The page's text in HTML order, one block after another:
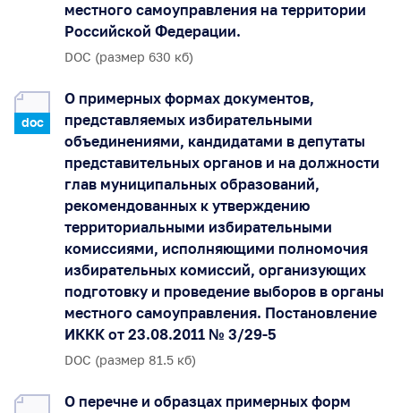
местного самоуправления на территории
Российской Федерации.
DOC (размер 630 кб)
doc
О примерных формах документов,
представляемых избирательными
объединениями, кандидатами в депутаты
представительных органов и на должности
глав муниципальных образований,
рекомендованных к утверждению
территориальными избирательными
комиссиями, исполняющими полномочия
избирательных комиссий, организующих
подготовку и проведение выборов в органы
местного самоуправления. Постановление
ИККК от 23.08.2011 № 3/29-5
DOC (размер 81.5 кб)
О перечне и образцах примерных форм